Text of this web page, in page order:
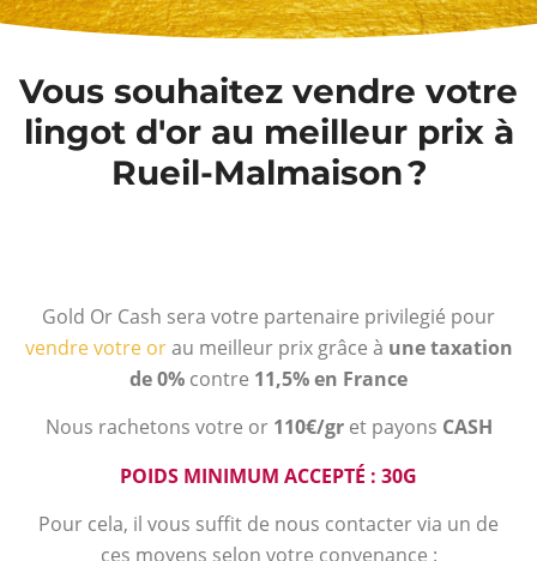
Vous souhaitez vendre votre
lingot d'or au meilleur prix à
Rueil-Malmaison ?
Gold Or Cash sera votre partenaire privilegié pour
vendre votre orau meilleur prix grâce à une taxation
de 0% contre 11,5% en France
Nous rachetons votre or 110€/gr et payons CASH
POIDS MINIMUM ACCEPTÉ : 30G
Pour cela, il vous suffit de nous contacter via un de
ces moyens selon votre convenance :